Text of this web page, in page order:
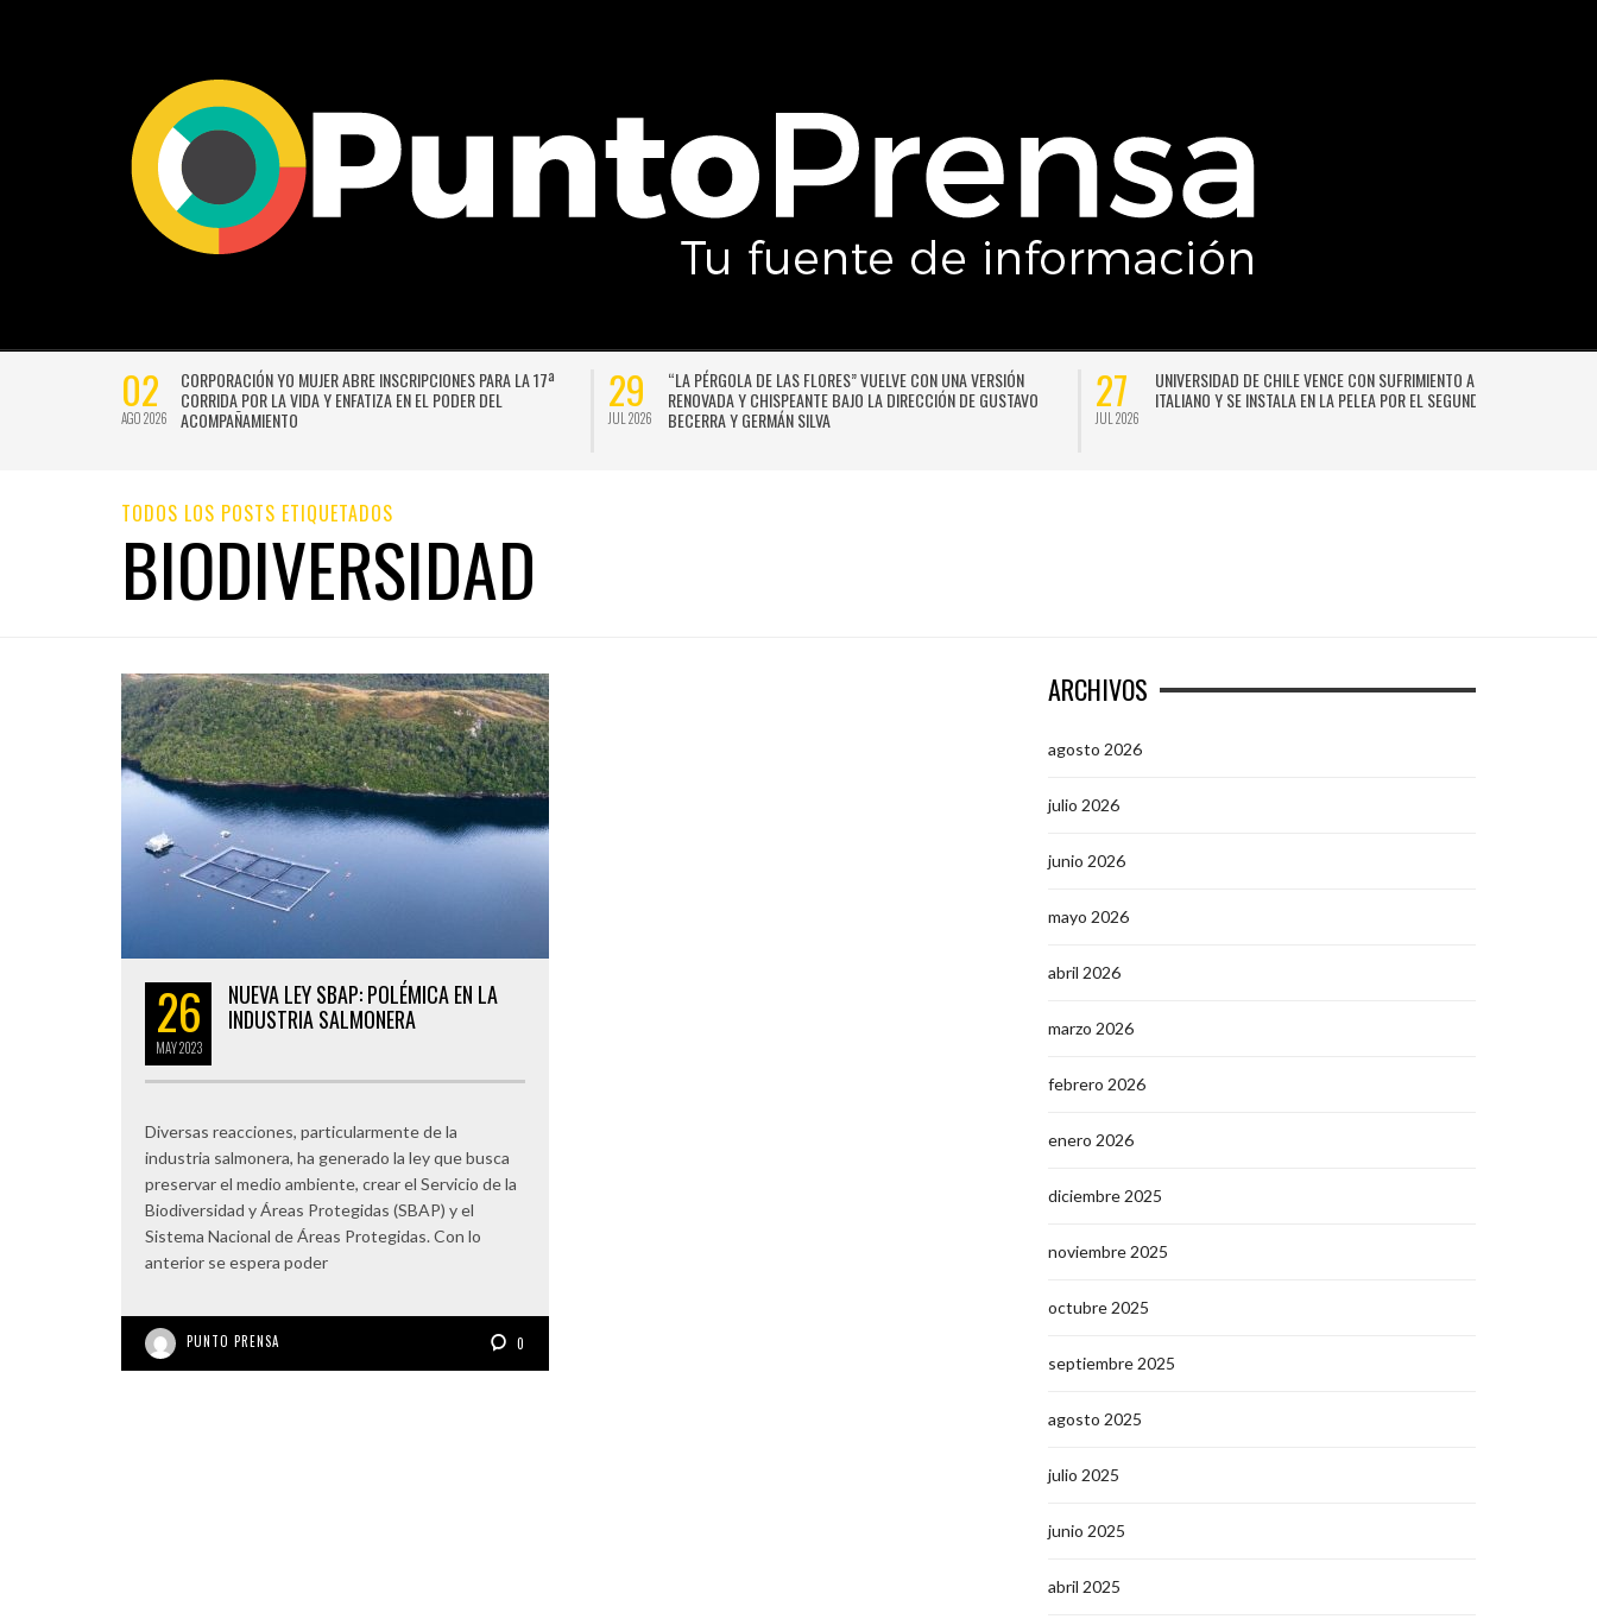
02
AGO 2026
CORPORACIÓN YO MUJER ABRE INSCRIPCIONES PARA LA 17ª
CORRIDA POR LA VIDA Y ENFATIZA EN EL PODER DEL
ACOMPAÑAMIENTO
29
JUL 2026
“LA PÉRGOLA DE LAS FLORES” VUELVE CON UNA VERSIÓN
RENOVADA Y CHISPEANTE BAJO LA DIRECCIÓN DE GUSTAVO
BECERRA Y GERMÁN SILVA
27
JUL 2026
UNIVERSIDAD DE CHILE VENCE CON SUFRIMIENTO A AUDAX
ITALIANO Y SE INSTALA EN LA PELEA POR EL SEGUNDO LUGAR
TODOS LOS POSTS ETIQUETADOS
BIODIVERSIDAD
26
MAY2023
NUEVA LEY SBAP: POLÉMICA EN LA
INDUSTRIA SALMONERA
Diversas reacciones, particularmente de la
industria salmonera, ha generado la ley que busca
preservar el medio ambiente, crear el Servicio de la
Biodiversidad y Áreas Protegidas (SBAP) y el
Sistema Nacional de Áreas Protegidas. Con lo
anterior se espera poder
PUNTO PRENSA 0
ARCHIVOS
agosto 2026
julio 2026
junio 2026
mayo 2026
abril 2026
marzo 2026
febrero 2026
enero 2026
diciembre 2025
noviembre 2025
octubre 2025
septiembre 2025
agosto 2025
julio 2025
junio 2025
abril 2025